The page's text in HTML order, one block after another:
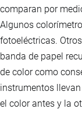
comparan por
Algunos
fotoeléctricas.
banda de papel
de color como
instrumentos
el color antes y la